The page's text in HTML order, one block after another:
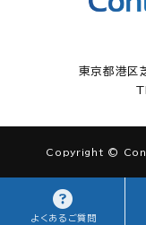
東京都港
Copyright ©
よくあるご質問